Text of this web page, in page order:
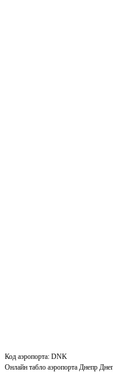
Код аэропорта: DNK
Онлайн табло аэропорта Днепр